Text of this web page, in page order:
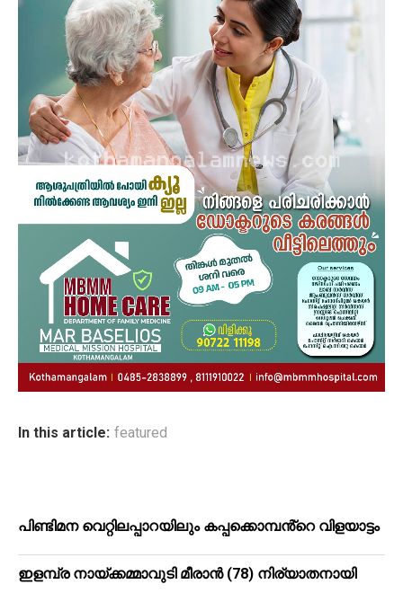
In this article: featured
പിണ്ടിമന വെറ്റിലപ്പാറയിലും കപ്പക്കൊമ്പൻ്റെ വിളയാട്ടം
ഇളമ്പ്ര നായ്ക്കമ്മാവുടി മീരാൻ (78) നിര്യാതനായി